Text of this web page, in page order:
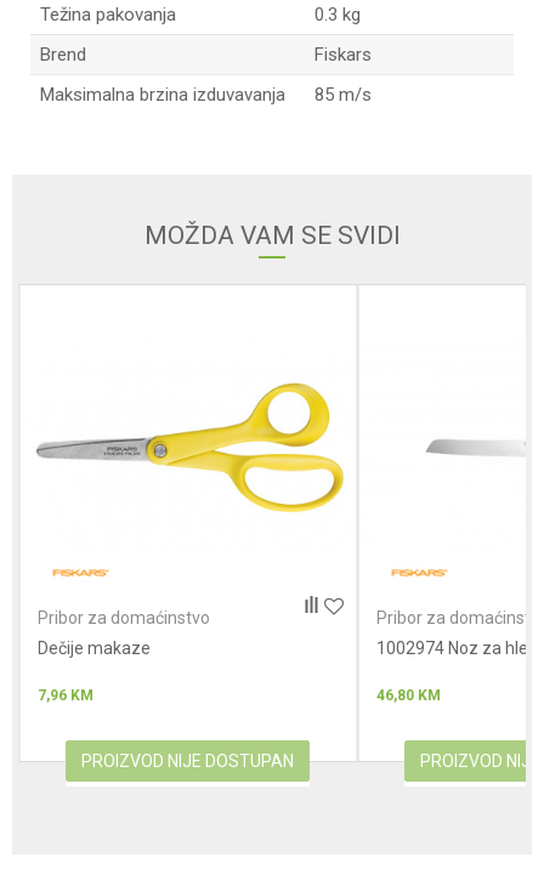
Težina pakovanja
0.3 kg
Brend
Fiskars
Maksimalna brzina izduvavanja
85 m/s
MOŽDA VAM SE SVIDI
Pribor za domaćinstvo
Dečije makaze
7,96 KM
PROIZVOD NIJE DOSTUPAN
Pribor za
1002974 Noz za hleb
46,80 KM
PROIZVOD